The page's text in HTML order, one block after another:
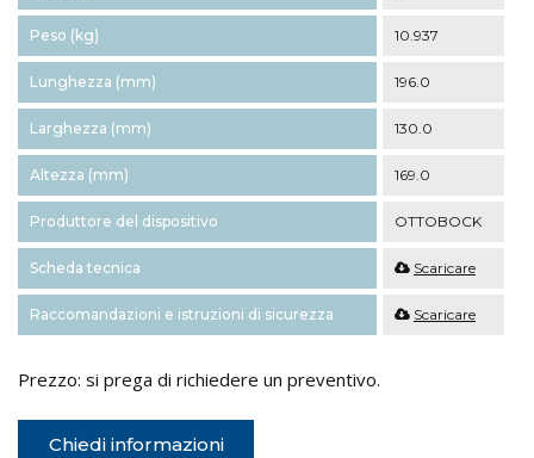
Peso (kg) 10.937
Lunghezza (mm) 196.0
Larghezza (mm) 130.0
Altezza (mm) 169.0
Produttore del dispositivo OTTOBOCK
Scheda tecnica Scaricare
Raccomandazioni e istruzioni di sicurezza Scaricare
Prezzo: si prega di richiedere un preventivo.
Chiedi informazioni